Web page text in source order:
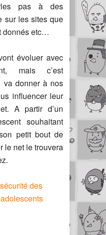
pas à des
sur les sites que
donnés etc…
évoluer avec
mais c’est
va donner à nos
influencer leur
A partir d’un
souhaitant
petit bout de
le net le trouvera
des